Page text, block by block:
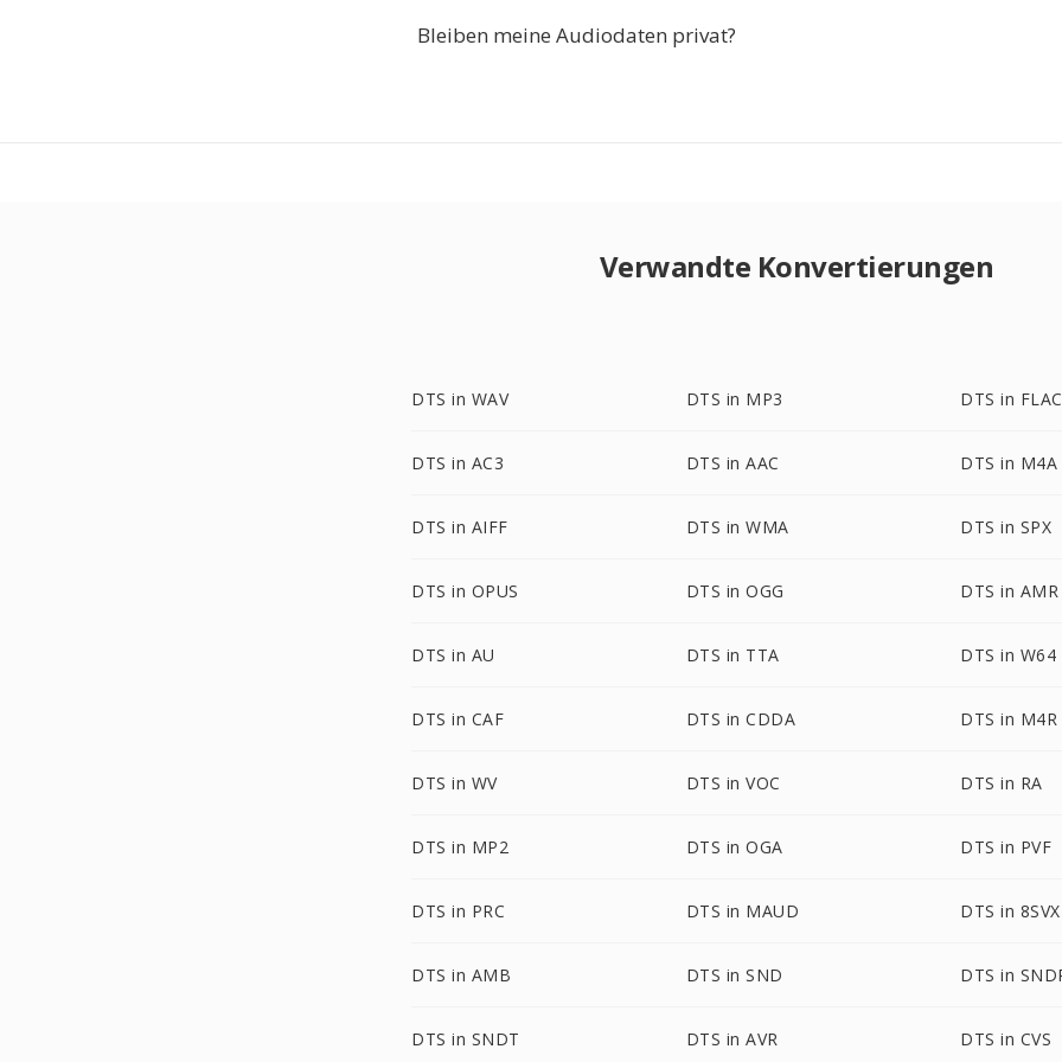
Bleiben meine Audiodaten privat?
Verwandte Konvertierungen
DTS in WAV DTS in MP3 DTS in FLAC
DTS in AC3 DTS in AAC DTS in M4A
DTS in AIFF DTS in WMA DTS in SPX
DTS in OPUS DTS in OGG DTS in AMR
DTS in AU DTS in TTA DTS in W64
DTS in CAF DTS in CDDA DTS in M4R
DTS in WV DTS in VOC DTS in RA
DTS in MP2 DTS in OGA DTS in PVF
DTS in PRC DTS in MAUD DTS in 8SVX
DTS in AMB DTS in SND DTS in
DTS in SNDT DTS in AVR DTS in CVS